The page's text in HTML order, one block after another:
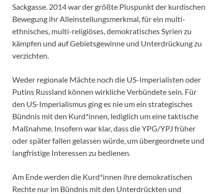
Sackgasse. 2014 war der größte Pluspunkt der kurdischen
Bewegung ihr Alleinstellungsmerkmal, für ein multi-
ethnisches, multi-religiöses, demokratisches Syrien zu
kämpfen und auf Gebietsgewinne und Unterdrückung zu
verzichten.
Weder regionale Mächte noch die US-Imperialisten oder
Putins Russland können wirkliche Verbündete sein. Für
den US-Imperialismus ging es nie um ein strategisches
Bündnis mit den Kurd*innen, lediglich um eine taktische
Maßnahme. Insofern war klar, dass die YPG/YPJ früher
oder später fallen gelassen würde, um übergeordnete und
langfristige Interessen zu bedienen.
Am Ende werden die Kurd*innen ihre demokratischen
Rechte nur im Bündnis mit den Unterdrückten und